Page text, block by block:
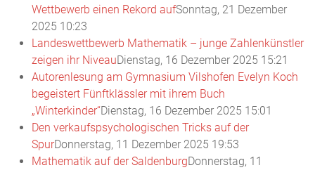
Wettbewerb einen Rekord aufSonntag, 21 Dezember
2025 10:23
Landeswettbewerb Mathematik – junge Zahlenkünstler
zeigen ihr NiveauDienstag, 16 Dezember 2025 15:21
Autorenlesung am Gymnasium Vilshofen Evelyn Koch
begeistert Fünftklässler mit ihrem Buch
„Winterkinder“Dienstag, 16 Dezember 2025 15:01
Den verkaufspsychologischen Tricks auf der
SpurDonnerstag, 11 Dezember 2025 19:53
Mathematik auf der SaldenburgDonnerstag, 11